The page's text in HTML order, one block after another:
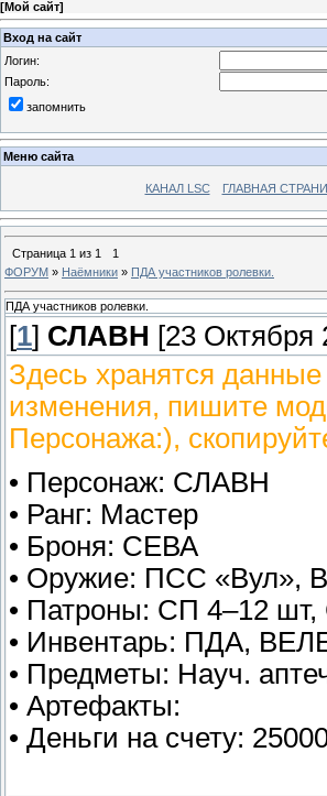
[Мой сайт]
Вход на сайт
Логин:
Пароль:
запомнить
Меню сайта
КАНАЛ LSC ГЛАВНАЯ
Страница 1 из 1
1
ФОРУМ » Наёмники » ПДА участников ролевки.
ПДА участников ролевки.
[1] СЛАВН [23 Октября
Здесь хранятся
изменения, пишите
Персонажа:),
• Персонаж: СЛАВН
• Ранг: Мастер
• Броня: СЕВА
• Оружие: ПСС «Вул»,
• Патроны: СП 4–12
• Инвентарь: ПДА,
• Предметы: Науч.
• Артефакты:
• Деньги на счету: